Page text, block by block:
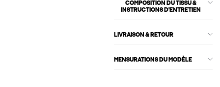
COMPOSITION DU TISSU &
INSTRUCTIONS D'ENTRETIEN
LIVRAISON & RETOUR
MENSURATIONS DU MODÈLE